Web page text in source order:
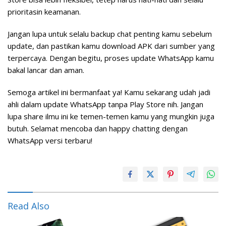
prioritasin keamanan.
Jangan lupa untuk selalu backup chat penting kamu sebelum
update, dan pastikan kamu download APK dari sumber yang
terpercaya. Dengan begitu, proses update WhatsApp kamu
bakal lancar dan aman.
Semoga artikel ini bermanfaat ya! Kamu sekarang udah jadi
ahli dalam update WhatsApp tanpa Play Store nih. Jangan
lupa share ilmu ini ke temen-temen kamu yang mungkin juga
butuh. Selamat mencoba dan happy chatting dengan
WhatsApp versi terbaru!
Read Also